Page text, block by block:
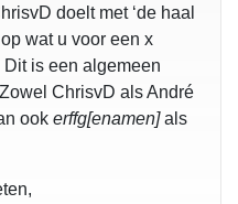
doelt met ‘de haal
wat u voor een x
Dit is een algemeen
ChrisvD als André
ook erffg[enamen]als